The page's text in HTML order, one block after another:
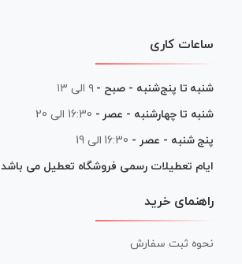
ساعات کاری
شنبه تا پنج‌شنبه - صبح - ۹ الی ۱۳
شنبه تا چهارشنبه - عصر - 16:30 الی 20
پنج شنبه - عصر - 16:30 الی 19
ایام تعطیلات رسمی فروشگاه تعطیل می باشد
راهنمای خرید
نحوه ثبت سفارش